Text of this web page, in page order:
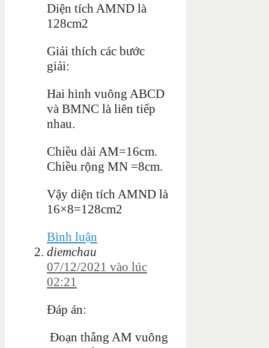
Diện tích AMND là
128cm2
Giải thích các bước
giải:
Hai hình vuông ABCD
và BMNC là liên tiếp
nhau.
Chiều dài AM=16cm.
Chiều rộng MN =8cm.
Vậy diện tích AMND là
16×8=128cm2
Bình luận
diemchau
07/12/2021 vào lúc
02:21
Đáp án:
Đoạn thẳng AM vuông